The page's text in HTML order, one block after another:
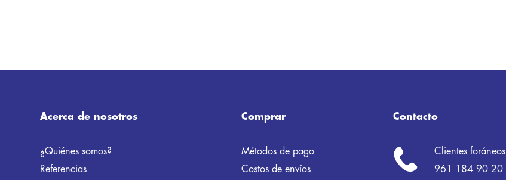
Acerca de nosotros
¿Quiénes somos?
Referencias
Comprar
Métodos de pago
Costos de envíos
Contacto
Clientes foráneos
961 184 90 20